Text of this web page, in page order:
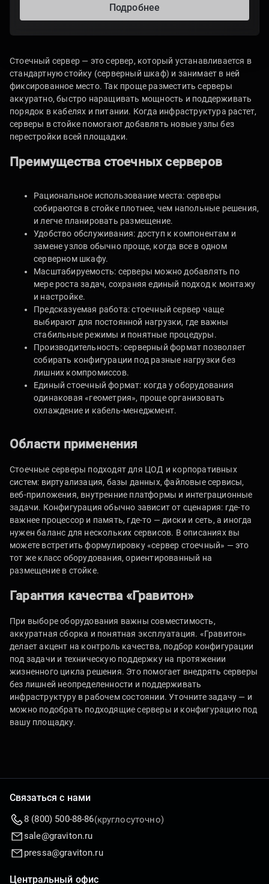
Подробнее
Стоечный сервер — это сервер, который устанавливается в
стандартную стойку (серверный шкаф) и занимает в ней
фиксированное место. Так проще разместить серверы
аккуратно, быстро наращивать мощность и поддерживать
порядок в кабелях и питании. Когда инфраструктура растет,
серверы в стойке помогают добавлять новые узлы без
перестройки всей площадки.
Преимущества стоечных серверов
Рациональное использование места: серверы
собираются в стойке плотнее, чем напольные решения,
и легче планировать размещение.
Удобство обслуживания: доступ к компонентам и
замене узлов обычно проще, когда все в одном
серверном шкафу.
Масштабируемость: серверы можно добавлять по
мере роста задач, сохраняя единый подход к монтажу
и настройке.
Предсказуемая работа: стоечный сервер чаще
выбирают для постоянной нагрузки, где важны
стабильные режимы и понятные процедуры.
Производительность: серверный формат позволяет
собирать конфигурации под разные нагрузки без
лишних компромиссов.
Единый стоечный формат: когда у оборудования
одинаковая «геометрия», проще организовать
охлаждение и кабель-менеджмент.
Области применения
Стоечные серверы подходят для ЦОД и корпоративных
систем: виртуализация, базы данных, файловые сервисы,
веб-приложения, внутренние платформы и интеграционные
задачи. Конфигурация обычно зависит от сценария: где-то
важнее процессор и память, где-то — диски и сеть, а иногда
нужен баланс для нескольких сервисов. В описаниях вы
можете встретить формулировку «сервер стоечный» — это
тот же класс оборудования, ориентированный на
размещение в стойке.
Гарантия качества «Гравитон»
При выборе оборудования важны совместимость,
аккуратная сборка и понятная эксплуатация. «Гравитон»
делает акцент на контроль качества, подбор конфигурации
под задачи и техническую поддержку на протяжении
жизненного цикла решения. Это помогает внедрять серверы
без лишней неопределенности и поддерживать
инфраструктуру в рабочем состоянии. Уточните задачу — и
можно подобрать подходящие серверы и конфигурацию под
вашу площадку.
Центральный офис
Связаться с нами
8 (800) 500-88-86(круглосуточно)
sale@graviton.ru
pressa@graviton.ru